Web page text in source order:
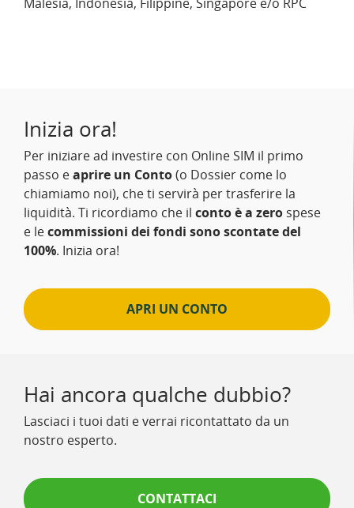
Inizia ora!
Per iniziare ad investire con Online SIM il primo
passo eaprire un Conto(o Dossier come lo
chiamiamo noi), che ti servirà per trasferire la
liquidità. Ti ricordiamo che il conto è a zero spese
e lecommissioni dei fondi sono scontate del
100%. Inizia ora!
APRI UN CONTO
Hai ancora qualche dubbio?
Lasciaci i tuoi dati e verrai ricontattato da un
nostro esperto.
CONTATTACI